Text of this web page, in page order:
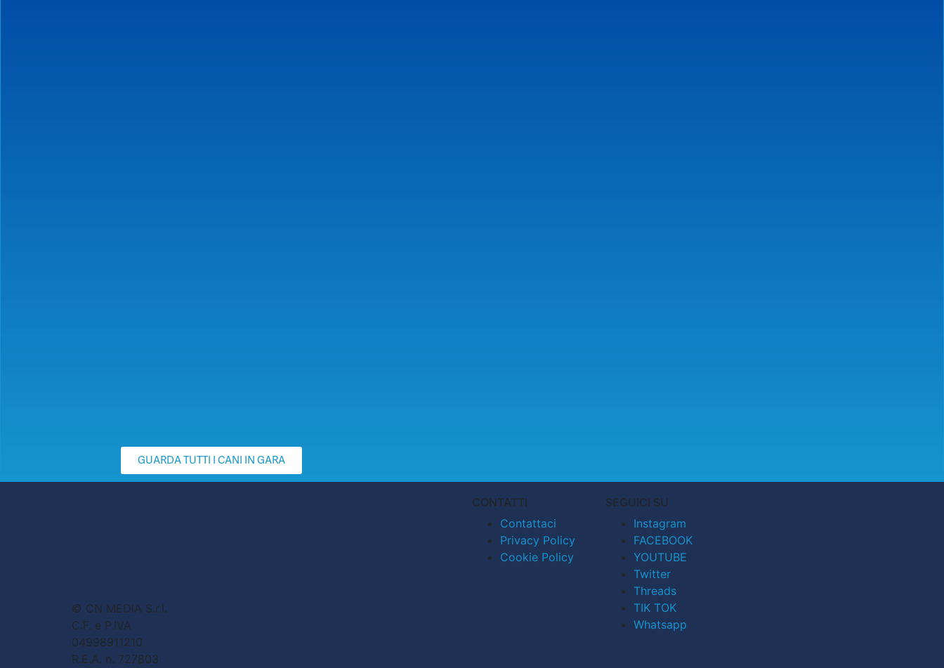
GUARDA TUTTI I CANI IN GARA
© CN MEDIA S.r.l.
C.F. e P.IVA
04998911210
R.E.A. n. 727803
CONTATTI
Contattaci
Privacy Policy
Cookie Policy
SEGUICI SU
Instagram
FACEBOOK
YOUTUBE
Twitter
Threads
TIK TOK
Whatsapp